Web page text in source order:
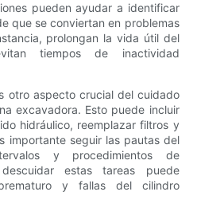
pueden ayudar a identificar
que se conviertan en problemas
prolongan la vida útil del
tiempos de inactividad
otro aspecto crucial del cuidado
excavadora. Esto puede incluir
hidráulico, reemplazar filtros y
importante seguir las pautas del
y procedimientos de
estas tareas puede
y fallas del cilindro